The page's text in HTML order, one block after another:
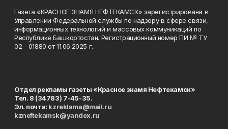
Газета «КРАСНОЕ ЗНАМЯ НЕФТЕКАМСК» зарегистрирована в
Управлении Федеральной службы по надзору в сфере связи,
информационных технологий и массовых коммуникаций по
Республике Башкортостан. Регистрационный номер ПИ № ТУ
02 - 01880 от 11.06.2025 г.
Отдел рекламы газеты «Красное знамя Нефтекамск»
Тел. 8 (34783) 7-45-35.
Эл. почта: kzreklama@mail.ru
kzneftekamsk@yandex.ru